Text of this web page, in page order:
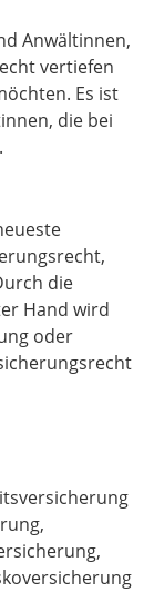
Anwältinnen,
vertiefen
Es ist
die bei
die
Hand wird
oder